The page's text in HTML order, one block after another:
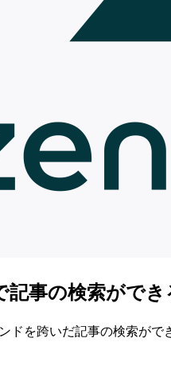
事の検索がで
を跨いだ記事の検索がで